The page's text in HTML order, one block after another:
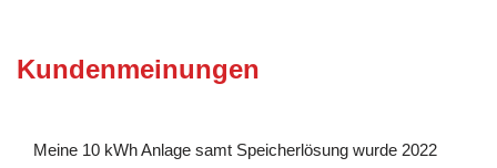
Kundenmeinungen
Meine 10 kWh Anlage samt Speicherlösung wurde 2022